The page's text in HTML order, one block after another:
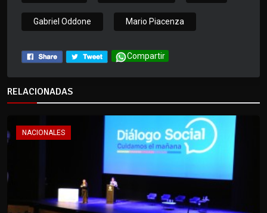
Gabriel Oddone Mario Piacenza
Compartir
RELACIONADAS
NACIONALES